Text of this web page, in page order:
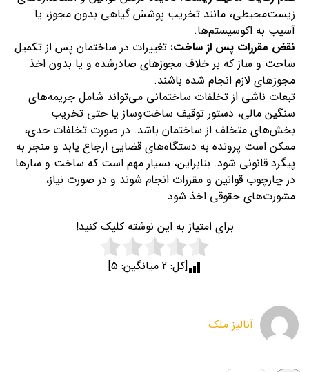
زیست‌محیطی، مانند تخریب پوشش گیاهی بدون مجوز، یا
آسیب به اکوسیستم‌ها.
نقض مقررات پس از ساخت: تغییرات در ساختمان پس از تکمیل
ساخت و ساز که بر خلاف مجوزهای صادرشده و یا بدون اخذ
مجوزهای لازم انجام شده باشند.
تبعات ناشی از تخلفات ساختمانی می‌تواند شامل جریمه‌های
سنگین مالی، دستور توقیف ساخت‌و‌ساز یا حتی تخریب
بخش‌های متخلف از ساختمان باشد. در صورت تخلفات جدی،
ممکن است پرونده به دستگاه‌های قضایی ارجاع یابد و منجر به
پیگرد قانونی شود. بنابراین، بسیار مهم است که ساخت و سازها
در چارچوب قوانین و مقررات انجام شوند و در صورت نیاز،
مشورت‌های حقوقی اخذ شود.
برای امتیاز به این نوشته کلیک کنید!
[کل:2 میانگین: 5
]
آنالیز ملک